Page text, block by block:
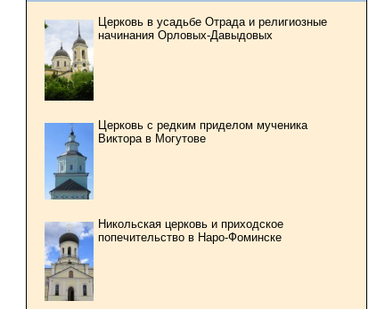
Церковь в усадьбе Отрада и религиозные
начинания Орловых-Давыдовых
Церковь с редким приделом мученика
Виктора в Могутове
Никольская церковь и приходское
попечительство в Наро-Фоминске